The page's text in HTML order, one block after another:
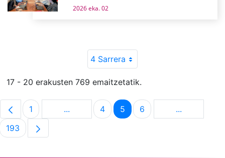
2026 eka. 02
4 Sarrera
17 - 20 erakusten 769 emaitzetatik.
Orrialdea
1 ...Intermediate Pages Use TAB to navigate.
Orrialdea
4 Orrialdea
5 Orrialdea
6 ...
Orrialdea
193